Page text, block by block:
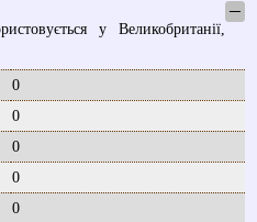
─
у Великобританії,
0
0
0
0
0